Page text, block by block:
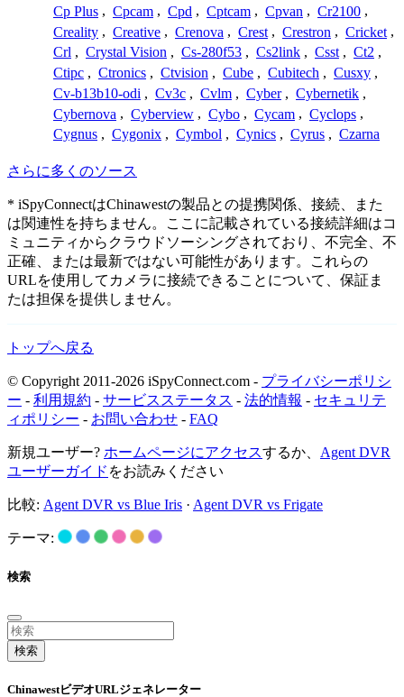
Cp Plus , Cpcam , Cpd , Cptcam , Cpvan , Cr2100 ,
Creality , Creative , Crenova , Crest , Crestron , Cricket ,
Crl , Crystal Vision , Cs-280f53 , Cs2link , Csst , Ct2 ,
Ctipc , Ctronics , Ctvision , Cube , Cubitech , Cusxy ,
Cv-b13b10-odi , Cv3c , Cvlm , Cyber , Cybernetik ,
Cybernova , Cyberview , Cybo , Cycam , Cyclops ,
Cygnus , Cygonix , Cymbol , Cynics , Cyrus , Czarna
さらに多くのソース
* iSpyConnectはChinawestの製品との提携関係、接続、また
は関連性を持ちません。ここに記載されている接続詳細はコ
ミュニティからクラウドソーシングされており、不完全、不
正確、または最新ではない可能性があります。これらの
URLを使用してカメラに接続できることについて、保証ま
たは担保を提供しません。
トップへ戻る
© Copyright 2011-2026 iSpyConnect.com - プライバシーポリシ
ー - 利用規約 - サービスステータス - 法的情報 - セキュリテ
ィポリシー - お問い合わせ - FAQ
新規ユーザー? ホームページにアクセスするか、 Agent DVR
ユーザーガイド をお読みください
比較: Agent DVR vs Blue Iris · Agent DVR vs Frigate
テーマ:
検索
検索
ChinawestビデオURLジェネレーター